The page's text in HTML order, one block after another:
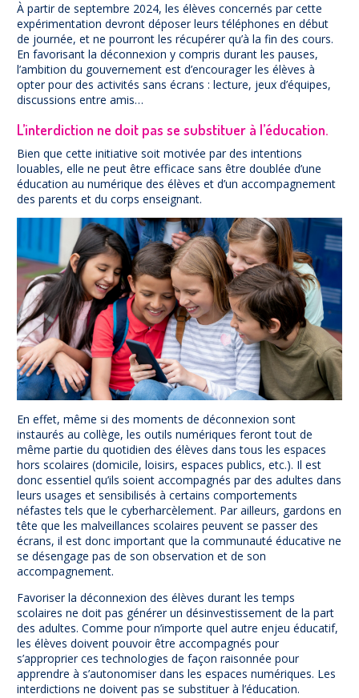
À partir de septembre 2024, les élèves concernés par cette
expérimentation devront déposer leurs téléphones en début
de journée, et ne pourront les récupérer qu’à la fin des cours.
En favorisant la déconnexion y compris durant les pauses,
l’ambition du gouvernement est d’encourager les élèves à
opter pour des activités sans écrans : lecture, jeux d’équipes,
discussions entre amis…
L’interdiction ne doit pas se substituer à l’éducation.
Bien que cette initiative soit motivée par des intentions
louables, elle ne peut être efficace sans être doublée d’une
éducation au numérique des élèves et d’un accompagnement
des parents et du corps enseignant.
En effet, même si des moments de déconnexion sont
instaurés au collège, les outils numériques feront tout de
même partie du quotidien des élèves dans tous les espaces
hors scolaires (domicile, loisirs, espaces publics, etc.). Il est
donc essentiel qu’ils soient accompagnés par des adultes dans
leurs usages et sensibilisés à certains comportements
néfastes tels que le cyberharcèlement. Par ailleurs, gardons en
tête que les malveillances scolaires peuvent se passer des
écrans, il est donc important que la communauté éducative ne
se désengage pas de son observation et de son
accompagnement.
Favoriser la déconnexion des élèves durant les temps
scolaires ne doit pas générer un désinvestissement de la part
des adultes. Comme pour n’importe quel autre enjeu éducatif,
les élèves doivent pouvoir être accompagnés pour
s’approprier ces technologies de façon raisonnée pour
apprendre à s’autonomiser dans les espaces numériques. Les
interdictions ne doivent pas se substituer à l’éducation.